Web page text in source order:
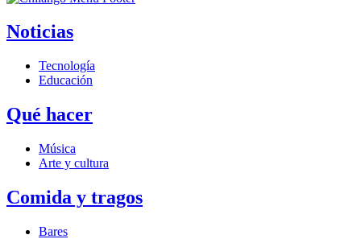
Noticias
Tecnología
Educación
Qué hacer
Música
Arte y cultura
Comida y tragos
Bares